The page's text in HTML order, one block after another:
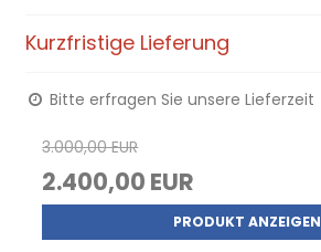
Kurzfristige Lieferung
Bitte erfragen Sie unsere Lieferzeit
3.000,00 EUR
2.400,00 EUR
PRODUKT ANZEIGEN